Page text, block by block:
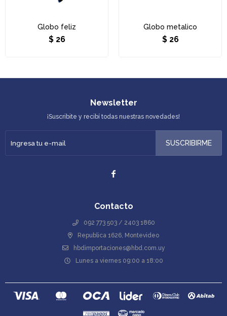
Globo feliz
$ 26
Globo metalico
$ 26
Contacto
092 773 503 / 2403 1860
Republica 1626, Montevideo
hbdimportaciones@hbd.com.uy
Lunes a viernes 09:00 a 18:00
Newsletter
¡Suscribite y recibí todas nuestras novedades!
SUSCRIBIRME
